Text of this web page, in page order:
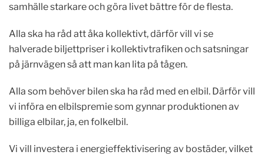
samhälle starkare och göra livet bättre för de flesta.
Alla ska ha råd att åka kollektivt, därför vill vi se
halverade biljettpriser i kollektivtrafiken och satsningar
på järnvägen så att man kan lita på tågen.
Alla som behöver bilen ska ha råd med en elbil. Därför vill
vi införa en elbilspremie som gynnar produktionen av
billiga elbilar, ja, en folkelbil.
Vi vill investera i energieffektivisering av bostäder, vilket